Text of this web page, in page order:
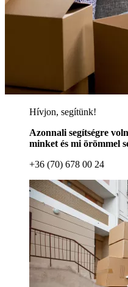
Hívjon, segítünk!
Azonnali segítségre
minket és mi örömmel
+36 (70) 678 00 24